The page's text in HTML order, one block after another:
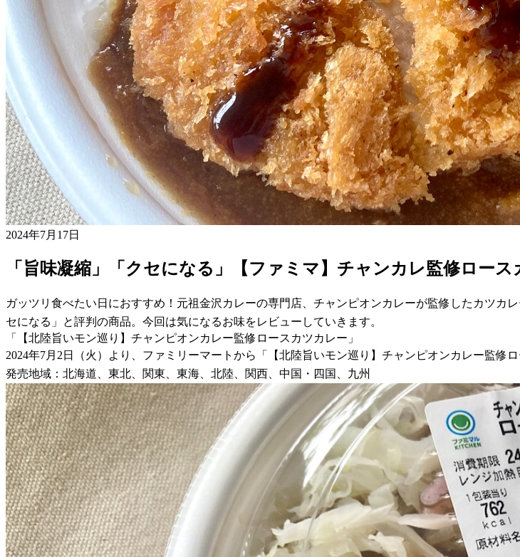
2024年7月17日
「旨味凝縮」「クセになる」【ファミマ】チャンカレ監修ロース
ガッツリ食べたい日におすすめ！元祖金沢カレーの専門店、チャンピオンカレーが監修したカツカ
セになる」と評判の商品。今回は気になるお味をレビューしていきます。
「【北陸旨いモン巡り】チャンピオンカレー監修ロースカツカレー」
2024年7月2日（火）より、ファミリーマートから「【北陸旨いモン巡り】チャンピオンカレー監修
発売地域：北海道、東北、関東、東海、北陸、関西、中国・四国、九州